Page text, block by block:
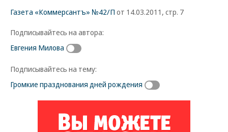
Газета «Коммерсантъ» №42/П от 14.03.2011, стр. 7
Подписывайтесь на автора:
Евгения Милова
Подписывайтесь на тему:
Громкие празднования дней рождения